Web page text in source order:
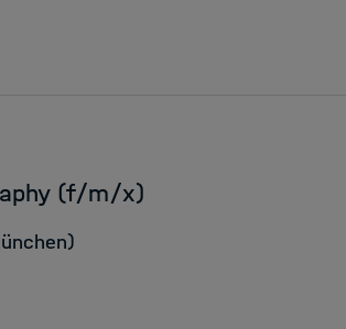
(f/m/x)